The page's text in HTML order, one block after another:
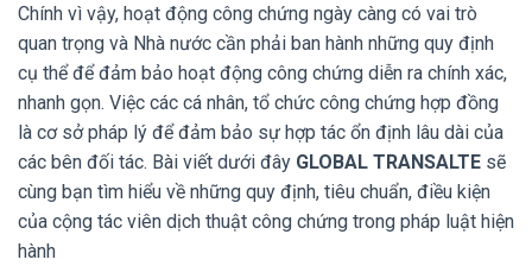
Chính vì vậy, hoạt động công chứng ngày càng có vai trò
quan trọng và Nhà nước cần phải ban hành những quy định
cụ thể để đảm bảo hoạt động công chứng diễn ra chính xác,
nhanh gọn. Việc các cá nhân, tổ chức công chứng hợp đồng
là cơ sở pháp lý để đảm bảo sự hợp tác ổn định lâu dài của
các bên đối tác. Bài viết dưới đây GLOBAL TRANSALTE sẽ
cùng bạn tìm hiểu về những quy định, tiêu chuẩn, điều kiện
của cộng tác viên dịch thuật công chứng trong pháp luật hiện
hành